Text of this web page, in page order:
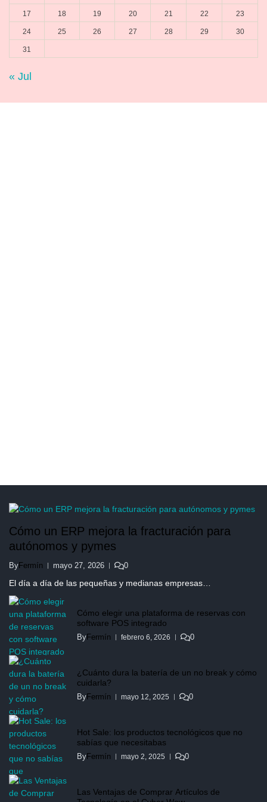
17 18 19 20 21 22 23
24 25 26 27 28 29 30
31
« Jul
Cómo un ERP mejora la fracturación para
autónomos y pymes
ByFermín mayo 27, 2026 0
El día a día de las pequeñas y medianas empresas…
Cómo elegir una plataforma de reservas con
software POS integrado
ByFermín febrero 6, 2026 0
¿Cuánto dura la batería de un no break y cómo
cuidarla?
ByFermín mayo 12, 2025 0
Hot Sale: los productos tecnológicos que no
sabías que necesitabas
ByFermín mayo 2, 2025 0
Las Ventajas de Comprar Artículos de